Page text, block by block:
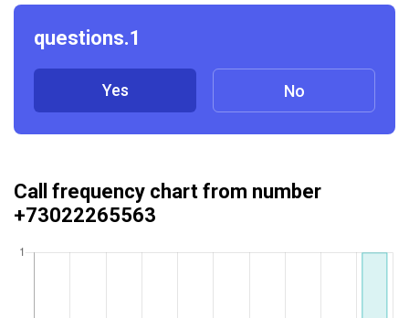
questions.1
Yes No
Call frequency chart from number
+73022265563